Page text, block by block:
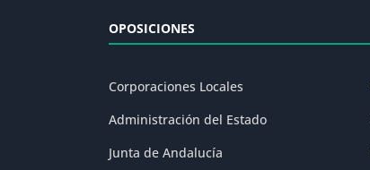
OPOSICIONES
Corporaciones Locales
Administración del Estado
Junta de Andalucía